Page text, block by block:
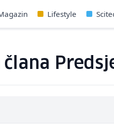
Lifestyle